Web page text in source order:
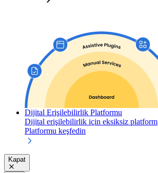
Dijital Erişilebilirlik Platformu
Dijital erişilebilirlik için eksiksiz platform
Platformu keşfedin
Kapat